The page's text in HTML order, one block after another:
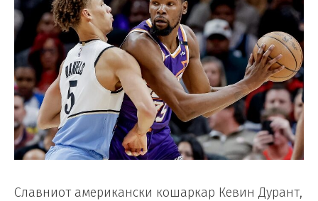
Славниот американски кошаркар Кевин Дурант,